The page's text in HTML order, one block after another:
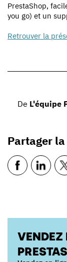
PrestaShop,
you go) et un
Retrouver la
De L'équipe
Partager
VENDEZ